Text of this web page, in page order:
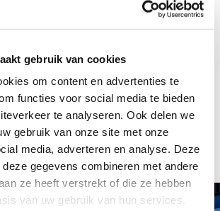
gebruik van cookies
om content en advertenties te
functies voor social media te bieden
te analyseren. Ook delen we
gebruik van onze site met onze
media, adverteren en analyse. Deze
gegevens combineren met andere
ze heeft verstrekt of die ze hebben
van uw gebruik van hun services.
offerte
product van LIGHT International? We maken
u op. Uiteraard is deze offertegeheel
aan vast.